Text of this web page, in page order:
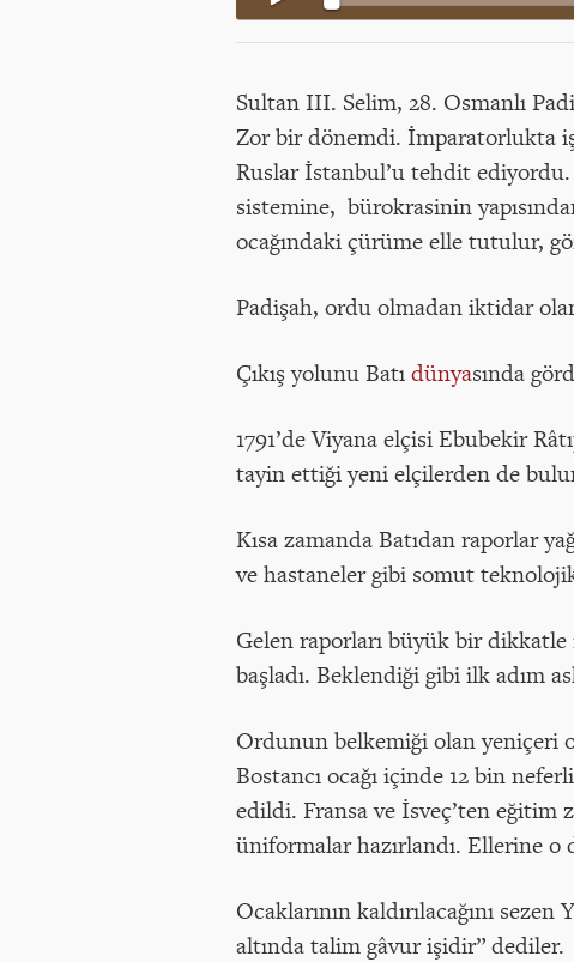
Sultan III. Selim, 28. Osmanlı
Zor bir dönemdi. İmparatorlukta
Ruslar İstanbul’u tehdit
sistemine, bürokrasinin
ocağındaki çürüme elle tutulur,
Padişah, ordu olmadan iktidar
Çıkış yolunu Batıdünyasında
1791’de Viyana elçisi Ebubekir
tayin ettiği yeni elçilerden de
Kısa zamanda Batıdan raporlar
ve hastaneler gibi somut
Gelen raporları büyük bir
başladı. Beklendiği gibi ilk adım
Ordunun belkemiği olan yeniçeri
Bostancı ocağı içinde 12 bin
edildi. Fransa ve İsveç’ten eğitim
üniformalar hazırlandı. Ellerine
Ocaklarının kaldırılacağını
altında talim gâvur işidir” dediler.